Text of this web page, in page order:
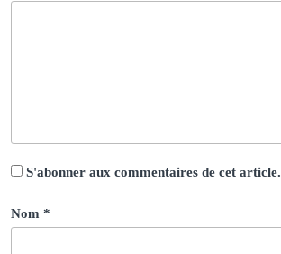
S'abonner aux commentaires de cet article.
Nom *